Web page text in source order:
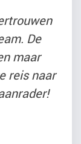
De
maar
reis naar